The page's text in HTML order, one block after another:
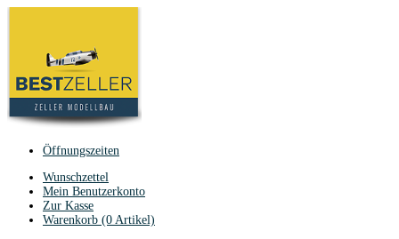
Öffnungszeiten
Wunschzettel
Mein Benutzerkonto
Zur Kasse
Warenkorb (0 Artikel)